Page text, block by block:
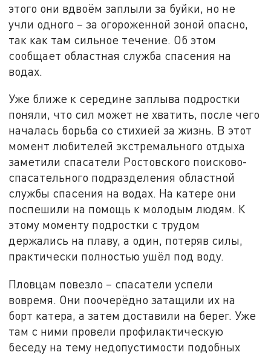
этого они вдвоём заплыли за буйки, но не
учли одного – за огороженной зоной опасно,
так как там сильное течение. Об этом
сообщает областная служба спасения на
водах.
Уже ближе к середине заплыва подростки
поняли, что сил может не хватить, после чего
началась борьба со стихией за жизнь. В этот
момент любителей экстремального отдыха
заметили спасатели Ростовского поисково-
спасательного подразделения областной
службы спасения на водах. На катере они
поспешили на помощь к молодым людям. К
этому моменту подростки с трудом
держались на плаву, а один, потеряв силы,
практически полностью ушёл под воду.
Пловцам повезло – спасатели успели
вовремя. Они поочерёдно затащили их на
борт катера, а затем доставили на берег. Уже
там с ними провели профилактическую
беседу на тему недопустимости подобных